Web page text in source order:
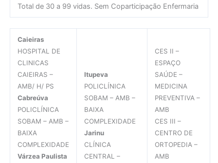
Total de 30 a 99 vidas. Sem Coparticipação Enfermaria
Caieiras
HOSPITAL DE
CLINICAS
CAIEIRAS –
AMB/ H/ PS
Cabreúva
POLICLÍNICA
SOBAM – AMB –
BAIXA
COMPLEXIDADE
Várzea Paulista
Itupeva
POLICLÍNICA
SOBAM – AMB –
BAIXA
COMPLEXIDADE
Jarinu
CLÍNICA
CENTRAL –
CES II –
ESPAÇO
SAÚDE –
MEDICINA
PREVENTIVA –
AMB
CES III –
CENTRO DE
ORTOPEDIA –
AMB